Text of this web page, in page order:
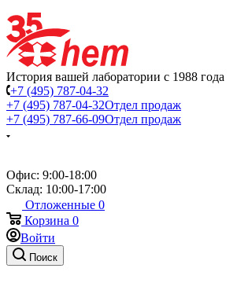
История вашей лаборатории с 1988 года
+7 (495) 787-04-32
+7 (495) 787-04-32Отдел продаж
+7 (495) 787-66-09Отдел продаж
Офис: 9:00-18:00
Склад: 10:00-17:00
Отложенные 0
Корзина 0
Войти
Поиск